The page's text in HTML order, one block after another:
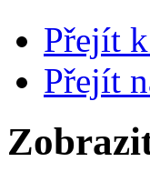
Přejít
Přejít